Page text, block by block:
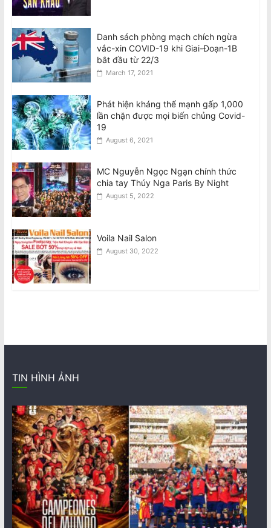
Danh sách phòng mạch chích ngừa
vắc-xin COVID-19 khi Giai-Đoạn-1B
bắt đầu từ 22/3
March 17, 2021
Phát hiện kháng thể mạnh gấp 1,000
lần chặn được mọi biến chủng Covid-
19
August 6, 2021
MC Nguyễn Ngọc Ngạn chính thức
chia tay Thúy Nga Paris By Night
August 5, 2022
Voila Nail Salon
August 30, 2022
TIN HÌNH ẢNH